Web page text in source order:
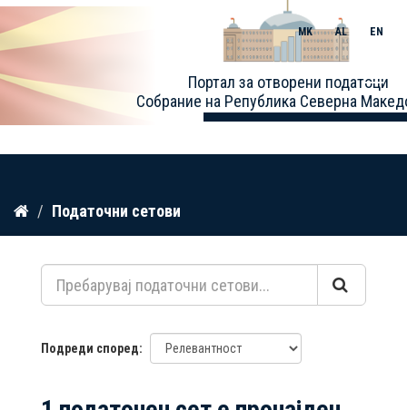
Прескокнете
содржина
Портал за отворени податоци
Собрание на Република Северна
MK AL EN
Toggle
Податочни сетови
Подреди според